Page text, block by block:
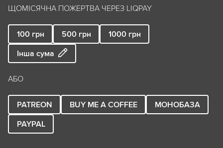
ЩОМІСЯЧНА ПОЖЕРТВА ЧЕРЕЗ LIQPAY
100 грн 500 грн 1000 грн
Інша сума
АБО
PATREON BUY ME A COFFEE
МОНОБАЗА
PAYPAL